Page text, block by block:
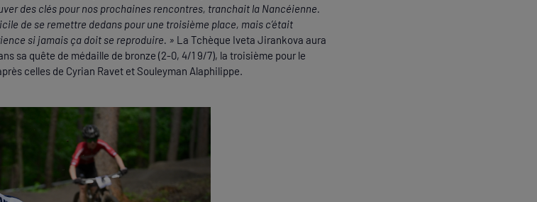
des clés pour nos prochaines rencontres, tranchait la Nancéienne.
de se remettre dedans pour une troisième place, mais c’était
si jamais ça doit se reproduire. » La Tchèque Iveta Jirankova aura
sa quête de médaille de bronze (2-0, 4/1 9/7), la troisième pour le
celles de Cyrian Ravet et Souleyman Alaphilippe.